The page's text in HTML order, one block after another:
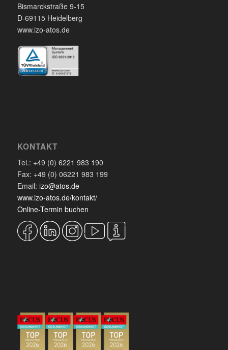
Bismarckstraße 9-15
D-69115 Heidelberg
www.izo-atos.de
KONTAKT
Tel.: +49 (0) 6221 983 190
Fax: +49 (0) 06221 983 199
Email: izo@atos.de
www.izo-atos.de/kontakt/
Online-Termin buchen